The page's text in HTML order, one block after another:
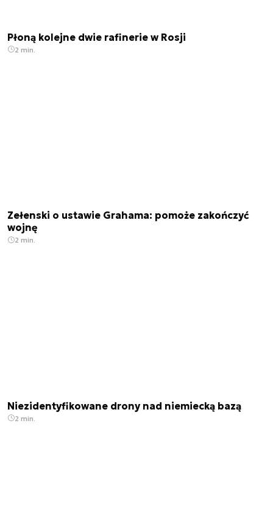
Płoną kolejne dwie rafinerie w Rosji
2 min.
Zełenski o ustawie Grahama: pomoże zakończyć
wojnę
2 min.
Niezidentyfikowane drony nad niemiecką bazą
2 min.